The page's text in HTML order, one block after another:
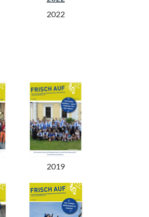
2022
2019